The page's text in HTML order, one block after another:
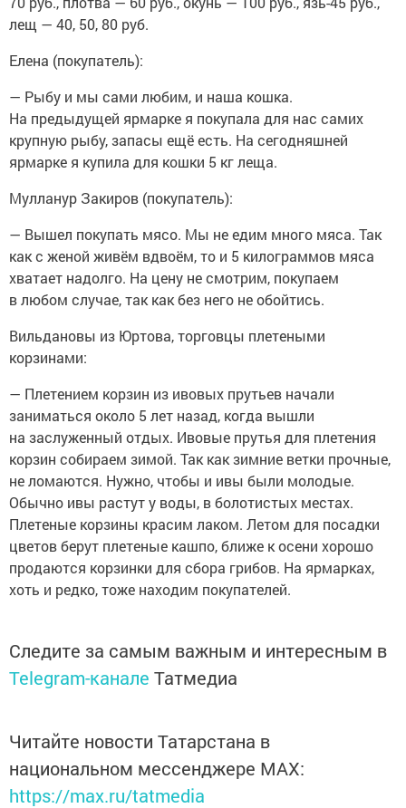
лещ — 40, 50, 80 руб.
Елена (покупатель):
— Рыбу и мы сами любим, и наша кошка.
На предыдущей ярмарке я покупала для нас самих
крупную рыбу, запасы ещё есть. На сегодняшней
ярмарке я купила для кошки 5 кг леща.
Мулланур Закиров (покупатель):
— Вышел покупать мясо. Мы не едим много мяса. Так
как с женой живём вдвоём, то и 5 килограммов мяса
хватает надолго. На цену не смотрим, покупаем
в любом случае, так как без него не обойтись.
Вильдановы из Юртова, торговцы плетеными
корзинами:
— Плетением корзин из ивовых прутьев начали
заниматься около 5 лет назад, когда вышли
на заслуженный отдых. Ивовые прутья для плетения
корзин собираем зимой. Так как зимние ветки прочные,
не ломаются. Нужно, чтобы и ивы были молодые.
Обычно ивы растут у воды, в болотистых местах.
Плетеные корзины красим лаком. Летом для посадки
цветов берут плетеные кашпо, ближе к осени хорошо
продаются корзинки для сбора грибов. На ярмарках,
хоть и редко, тоже находим покупателей.
Следите за самым важным и интересным в
Telegram-канале Татмедиа
Читайте новости Татарстана в
национальном мессенджере MАХ:
https://max.ru/tatmedia